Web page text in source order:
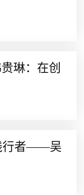
琳：在创
行者——吴